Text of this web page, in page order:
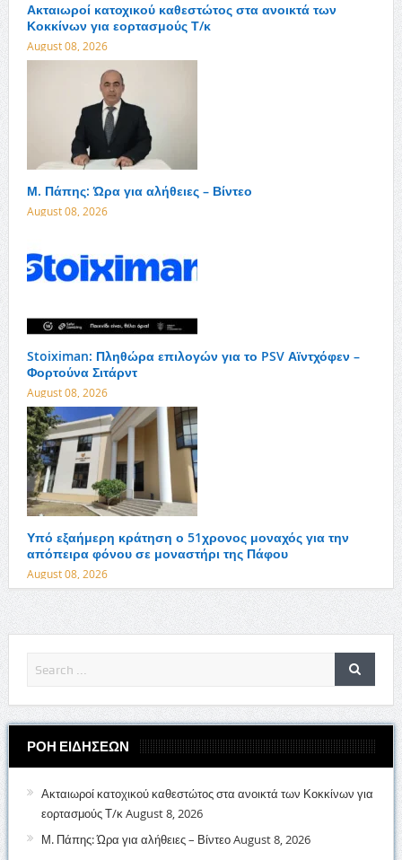
Ακταιωροί κατοχικού καθεστώτος στα ανοικτά των
Κοκκίνων για εορτασμούς Τ/κ
August 08, 2026
Μ. Πάπης: Ώρα για αλήθειες – Βίντεο
August 08, 2026
Stoiximan: Πληθώρα επιλογών για το PSV Αϊντχόφεν –
Φορτούνα Σιτάρντ
August 08, 2026
Υπό εξαήμερη κράτηση ο 51χρονος μοναχός για την
απόπειρα φόνου σε μοναστήρι της Πάφου
August 08, 2026
ΡΟΗ ΕΙΔΗΣΕΩΝ
Ακταιωροί κατοχικού καθεστώτος στα ανοικτά των Κοκκίνων για
εορτασμούς Τ/κAugust 8, 2026
Μ. Πάπης: Ώρα για αλήθειες – ΒίντεοAugust 8, 2026